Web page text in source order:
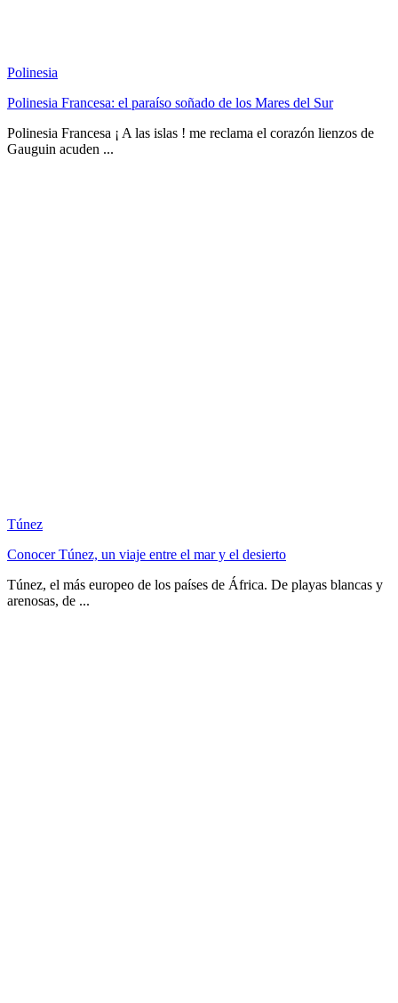
Polinesia
Polinesia Francesa: el paraíso soñado de los Mares del Sur
Polinesia Francesa ¡ A las islas ! me reclama el corazón lienzos de
Gauguin acuden ...
Túnez
Conocer Túnez, un viaje entre el mar y el desierto
Túnez, el más europeo de los países de África. De playas blancas y
arenosas, de ...